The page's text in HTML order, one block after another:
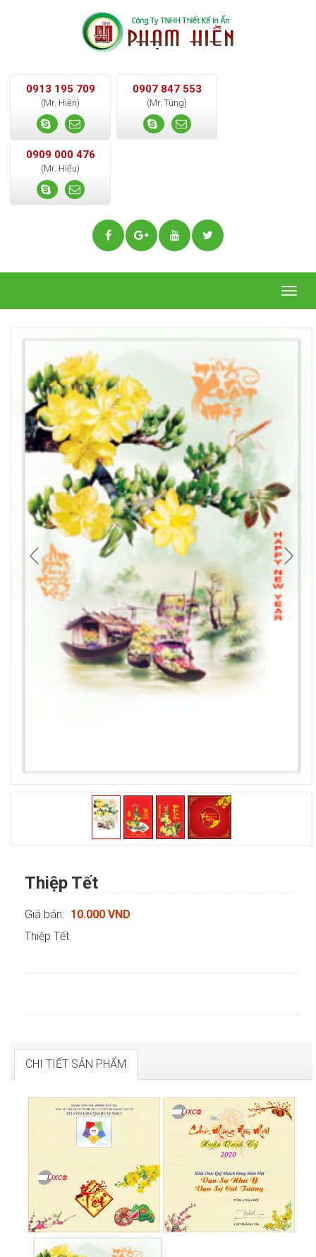
0913 195 709
(Mr. Hiền)
0907 847 553
(Mr. Tùng)
0909 000 476
(Mr. Hiếu)
Thiệp Tết
Giá bán: 10.000 VND
Thiệp Tết
CHI TIẾT SẢN PHẨM